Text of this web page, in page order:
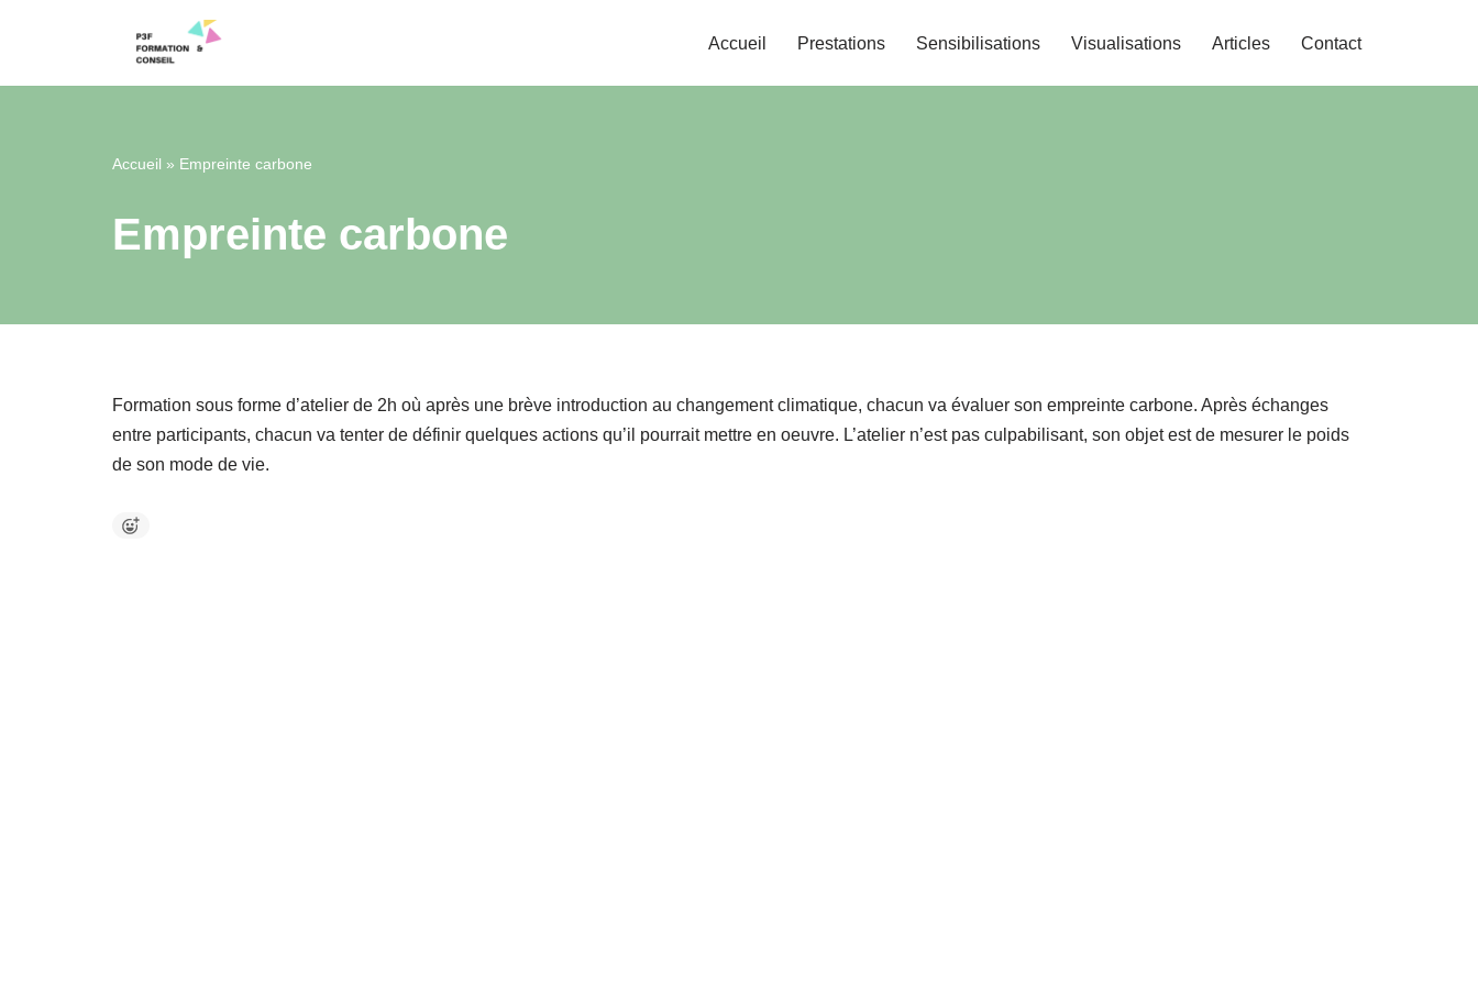
au
Accueil Prestations Sensibilisations Visualisations Articles Contact
Accueil » Empreinte carbone
Empreinte carbone
Formation sous forme d’atelier de 2h où après une brève introduction au changement climatique, chacun va évaluer son empreinte carbone. Après échanges
entre participants, chacun va tenter de définir quelques actions qu’il pourrait mettre en oeuvre. L’atelier n’est pas culpabilisant, son objet est de mesurer le poids
de son mode de vie.